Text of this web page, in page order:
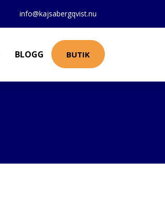
info@kajsabergqvist.nu
BLOGG BUTIK